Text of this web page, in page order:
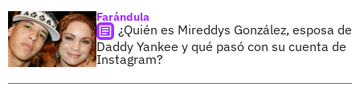
Farándula
¿Quién es Mireddys González, esposa de
Daddy Yankee y qué pasó con su cuenta de
Instagram?